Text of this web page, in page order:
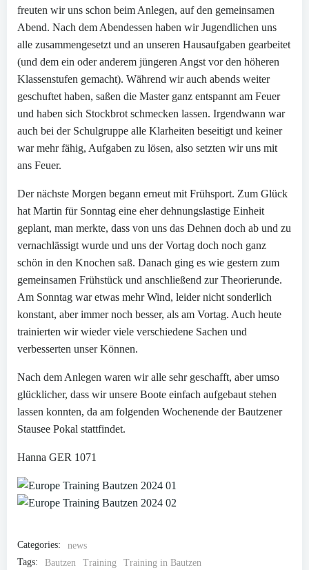
freuten wir uns schon beim Anlegen, auf den gemeinsamen
Abend. Nach dem Abendessen haben wir Jugendlichen uns
alle zusammengesetzt und an unseren Hausaufgaben gearbeitet
(und dem ein oder anderem jüngeren Angst vor den höheren
Klassenstufen gemacht). Während wir auch abends weiter
geschuftet haben, saßen die Master ganz entspannt am Feuer
und haben sich Stockbrot schmecken lassen. Irgendwann war
auch bei der Schulgruppe alle Klarheiten beseitigt und keiner
war mehr fähig, Aufgaben zu lösen, also setzten wir uns mit
ans Feuer.
Der nächste Morgen begann erneut mit Frühsport. Zum Glück
hat Martin für Sonntag eine eher dehnungslastige Einheit
geplant, man merkte, dass von uns das Dehnen doch ab und zu
vernachlässigt wurde und uns der Vortag doch noch ganz
schön in den Knochen saß. Danach ging es wie gestern zum
gemeinsamen Frühstück und anschließend zur Theorierunde.
Am Sonntag war etwas mehr Wind, leider nicht sonderlich
konstant, aber immer noch besser, als am Vortag. Auch heute
trainierten wir wieder viele verschiedene Sachen und
verbesserten unser Können.
Nach dem Anlegen waren wir alle sehr geschafft, aber umso
glücklicher, dass wir unsere Boote einfach aufgebaut stehen
lassen konnten, da am folgenden Wochenende der Bautzener
Stausee Pokal stattfindet.
Hanna GER 1071
Categories:
news
Tags:
Bautzen Training Training in Bautzen